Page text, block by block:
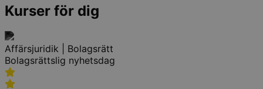
Kurser för dig
Affärsjuridik | Bolagsrätt
Bolagsrättslig nyhetsdag